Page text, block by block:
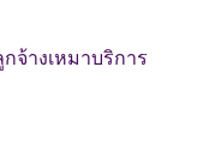
จ้างเหมาบริการ